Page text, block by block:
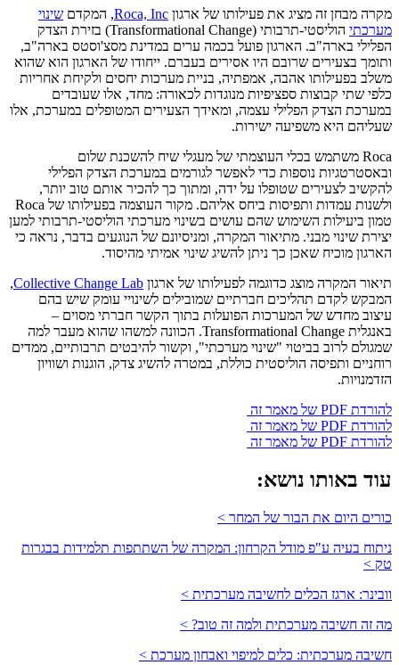
מקרה מבחן זה מציג את פעילותו של ארגון Roca, Inc, המקדם שינוי
מערכתי
הוליסטי-תרבותי (Transformational Change) בזירת הצדק
הפלילי בארה"ב. הארגון פועל בכמה ערים במדינת מסצ'וסטס בארה"ב,
ותומך בצעירים שרובם היו אסירים בעברם. ייחודו של הארגון הוא שהוא
משלב בפעילותו אהבה, אמפתיה, בניית מערכות יחסים ולקיחת אחריות
כלפי שתי קבוצות ספציפיות מנוגדות לכאורה: מחד, אלו שעובדים
במערכת הצדק הפלילי עצמה, ומאידך הצעירים המטופלים במערכת, אלו
שעליהם היא משפיעה ישירות.
Roca משתמש בכלי העוצמתי של מעגלי שיח להשכנת שלום
ובאסטרטגיות נוספות כדי לאפשר לגורמים במערכת הצדק הפלילי
להקשיב לצעירים שטופלו על ידה, ומתוך כך להכיר אותם טוב יותר,
ולשנות עמדות ותפיסות ביחס אליהם. מקור העוצמה בפעילותו של Roca
טמון ביעילות השימוש שהם עושים בשינוי מערכתי הוליסטי-תרבותי למען
יצירת שינוי מבני. מתיאור המקרה, ומניסיונם של הנוגעים בדבר, נראה כי
הארגון מוכיח שאכן כך ניתן להשיג שינוי אמיתי מהיסוד.
תיאור המקרה מוצג כדוגמה לפעילותו של ארגון Collective Change Lab
,
המבקש לקדם תהליכים חברתיים שמובילים לשינויי עומק שיש בהם
עיצוב מחדש של המערכות הפועלות בתוך הקשר חברתי מסוים –
באנגלית Transformational Change. הכוונה למשהו שהוא מעבר למה
שמגולם לרוב בביטוי "שינוי מערכתי", וקשור להיבטים תרבותיים, ממדים
רוחניים ותפיסה הוליסטית כוללת, במטרה להשיג צדק, הוגנות ושוויון
הזדמנויות.
להורדת PDF של מאמר זה
להורדת PDF של מאמר זה
להורדת PDF של מאמר זה
עוד באותו נושא:
כורים היום את הבור של המחר >
ניתוח בעיה ע"פ מודל הקרחון: המקרה של השתתפות תלמידות בבגרות
טק >
וובינר: ארגז הכלים לחשיבה מערכתית >
מה זה חשיבה מערכתית ולמה זה טוב? >
חשיבה מערכתית: כלים למיפוי ואבחון מערכת >